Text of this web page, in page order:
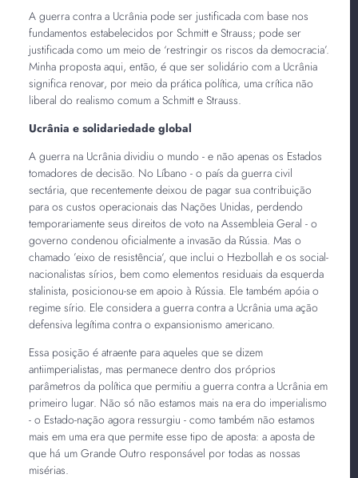
A guerra contra a Ucrânia pode ser justificada com base nos
fundamentos estabelecidos por Schmitt e Strauss; pode ser
justificada como um meio de ‘restringir os riscos da democracia’.
Minha proposta aqui, então, é que ser solidário com a Ucrânia
significa renovar, por meio da prática política, uma crítica não
liberal do realismo comum a Schmitt e Strauss.
Ucrânia e solidariedade global
A guerra na Ucrânia dividiu o mundo - e não apenas os Estados
tomadores de decisão. No Líbano - o país da guerra civil
sectária, que recentemente deixou de pagar sua contribuição
para os custos operacionais das Nações Unidas, perdendo
temporariamente seus direitos de voto na Assembleia Geral - o
governo condenou oficialmente a invasão da Rússia. Mas o
chamado ’eixo de resistência‘, que inclui o Hezbollah e os social-
nacionalistas sírios, bem como elementos residuais da esquerda
stalinista, posicionou-se em apoio à Rússia. Ele também apóia o
regime sírio. Ele considera a guerra contra a Ucrânia uma ação
defensiva legítima contra o expansionismo americano.
Essa posição é atraente para aqueles que se dizem
antiimperialistas, mas permanece dentro dos próprios
parâmetros da política que permitiu a guerra contra a Ucrânia em
primeiro lugar. Não só não estamos mais na era do imperialismo
- o Estado-nação agora ressurgiu - como também não estamos
mais em uma era que permite esse tipo de aposta: a aposta de
que há um Grande Outro responsável por todas as nossas
misérias.